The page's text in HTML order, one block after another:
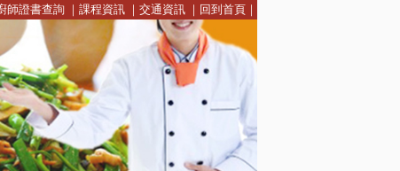
師證書查詢 ｜ 課程資訊 ｜ 交通資訊 ｜ 回到首頁 ｜